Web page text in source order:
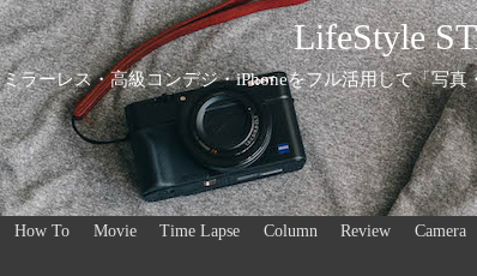
LifeStyle
ミラーレス・高級コンデジ・iPhoneをフル活用して「写
How To Movie Time Lapse Column Review Camera